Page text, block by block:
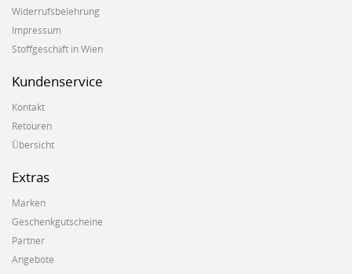
Widerrufsbelehrung
Impressum
Stoffgeschäft in Wien
Kundenservice
Kontakt
Retouren
Übersicht
Extras
Marken
Geschenkgutscheine
Partner
Angebote